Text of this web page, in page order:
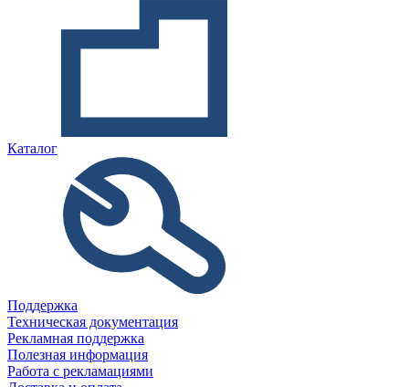
Каталог
Поддержка
Техническая документация
Рекламная поддержка
Полезная информация
Работа с рекламациями